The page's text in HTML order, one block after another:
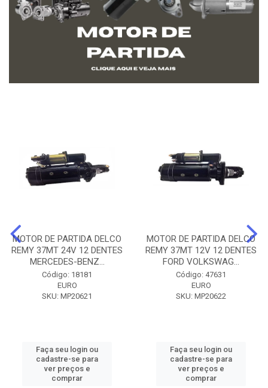
MOTOR DE PARTIDA DELCO
REMY 37MT 24V 12 DENTES
MERCEDES-BENZ...
Código: 18181
EURO
SKU: MP20621
Faça seu login ou
cadastre-se para
ver preços e
comprar
MOTOR DE PARTIDA DELCO
REMY 37MT 12V 12 DENTES
FORD VOLKSWAG...
Código: 47631
EURO
SKU: MP20622
Faça seu login ou
cadastre-se para
ver preços e
comprar